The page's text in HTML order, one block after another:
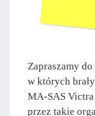
Zapraszamy
w których
MA-SAS Victra
przez takie